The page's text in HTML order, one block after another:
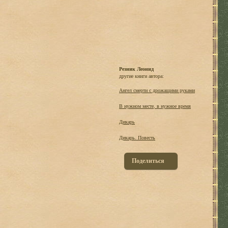
Резник Леонид
другие книги автора:
Ангел смерти с дрожащими руками
В нужном месте, в нужное время
Дикарь
Дикарь. Повесть
Поделиться